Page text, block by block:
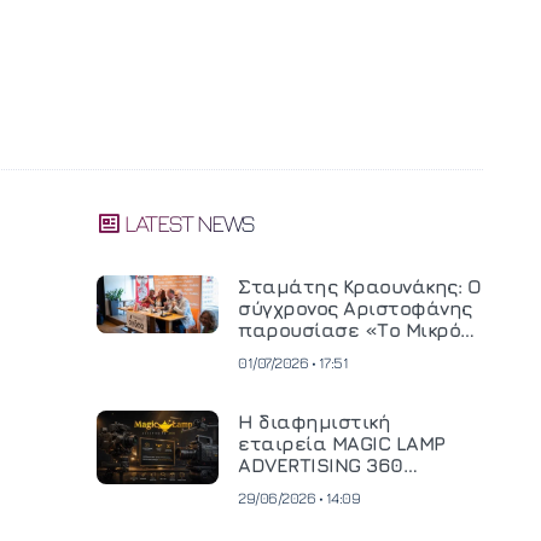
LATEST NEWS
Σταμάτης Κραουνάκης: Ο
σύγχρονος Αριστοφάνης
παρουσίασε «Το Μικρό
01/07/2026 • 17:51
Η διαφημιστική
εταιρεία MAGIC LAMP
ADVERTISING 360
κινηματογραφική
29/06/2026 • 14:09